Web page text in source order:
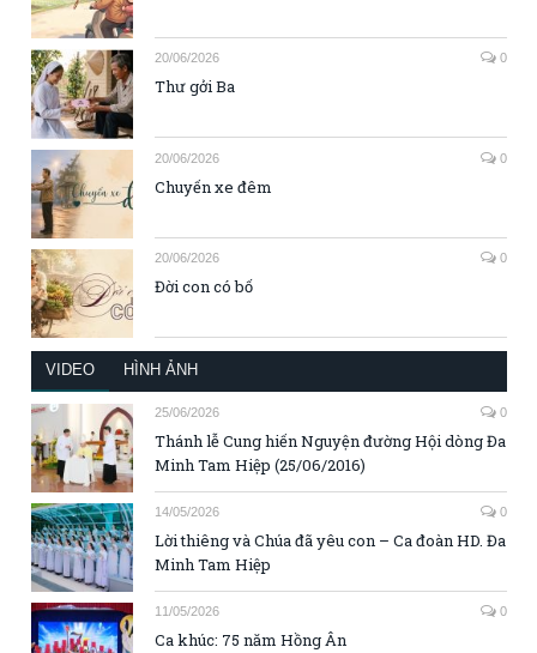
20/06/2026 0
Thư gởi Ba
20/06/2026 0
Chuyến xe đêm
20/06/2026 0
Đời con có bố
VIDEO HÌNH ẢNH
25/06/2026 0
Thánh lễ Cung hiến Nguyện đường Hội dòng Đa
Minh Tam Hiệp (25/06/2016)
14/05/2026 0
Lời thiêng và Chúa đã yêu con – Ca đoàn HD. Đa
Minh Tam Hiệp
11/05/2026 0
Ca khúc: 75 năm Hồng Ân